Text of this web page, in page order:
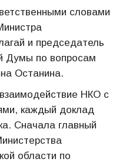
словами
и председатель
Думы по вопросам
Останина.
НКО с
каждый доклад
Сначала главный
области по